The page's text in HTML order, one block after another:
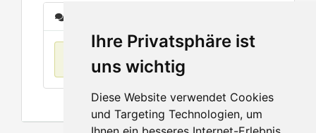
Ihre Privatsphäre ist
uns wichtig
Diese Website verwendet Cookies
und Targeting Technologien, um